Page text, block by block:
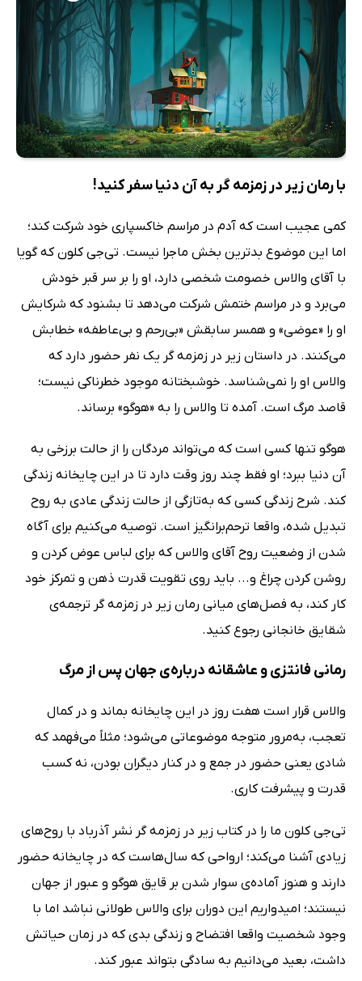
با رمان زیر در زمزمه گر به آن دنیا سفر کنید!
کمی عجیب است که آدم در مراسم خاکسپاری خود شرکت کند؛
اما این موضوع بدترین بخش ماجرا نیست. تی‌جی کلون که گویا
با آقای والاس خصومت شخصی دارد، او را بر سر قبر خودش
می‌برد و در مراسم ختمش شرکت می‌دهد تا بشنود که شرکایش
او را «عوضی» و همسر سابقش «بی‌رحم و بی‌عاطفه» خطابش
می‌کنند. در داستان زیر در زمزمه گر یک نفر حضور دارد که
والاس او را نمی‌شناسد. خوشبختانه موجود خطرناکی نیست؛
قاصد مرگ است. آمده تا والاس را به «هوگو» برساند.
هوگو تنها کسی است که می‌تواند مردگان را از حالت برزخی به
آن دنیا ببرد؛ او فقط چند روز وقت دارد تا در این چایخانه زندگی
کند. شرح زندگی کسی که به‌تازگی از حالت زندگی عادی به روح
تبدیل شده، واقعا ترحم‌برانگیز است. توصیه می‌کنیم برای آگاه
شدن از وضعیت روح آقای والاس که برای لباس عوض کردن و
روشن کردن چراغ و... باید روی تقویت قدرت ذهن و تمرکز خود
کار کند، به فصل‌های میانی رمان زیر در زمزمه گر ترجمه‌ی
شقایق خانجانی رجوع کنید.
رمانی فانتزی و عاشقانه درباره‌ی جهان پس از مرگ
والاس قرار است هفت روز در این چایخانه بماند و در کمال
تعجب، به‌مرور متوجه موضوعاتی می‌شود؛ مثلاً می‌فهمد که
شادی یعنی حضور در جمع و در کنار دیگران بودن، نه کسب
قدرت و پیشرفت کاری.
تی‌جی کلون ما را در کتاب زیر در زمزمه گر نشر آذرباد با روح‌های
زیادی آشنا می‌کند؛ ارواحی که سال‌هاست که در چایخانه حضور
دارند و هنوز آماده‌ی سوار شدن بر قایق هوگو و عبور از جهان
نیستند؛ امیدواریم این دوران برای والاس طولانی نباشد اما با
وجود شخصیت واقعا افتضاح و زندگی بدی که در زمان حیاتش
داشت، بعید می‌دانیم به سادگی بتواند عبور کند.